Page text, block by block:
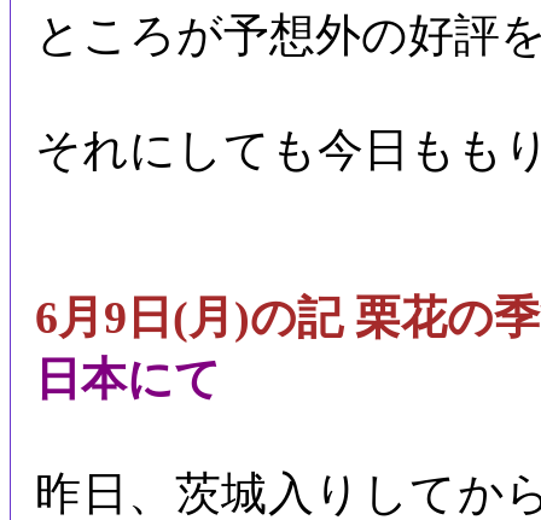
ところが予想外の好評
それにしても今日もも
6月9日(月)の記 栗花の
日本にて
昨日、茨城入りしてか